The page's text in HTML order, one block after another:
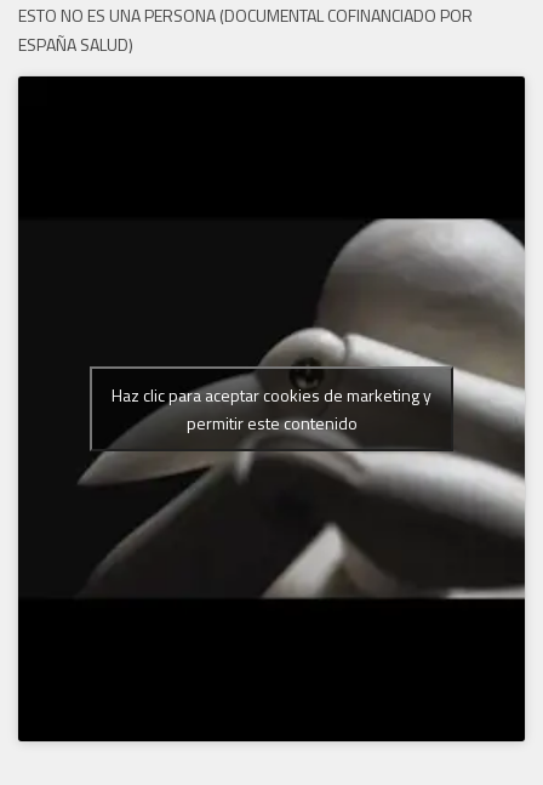
ESTO NO ES UNA PERSONA (DOCUMENTAL COFINANCIADO POR
ESPAÑA SALUD)
Haz clic para aceptar cookies de marketing y
permitir este contenido